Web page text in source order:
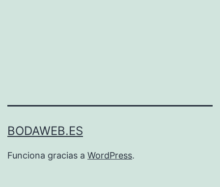
BODAWEB.ES
Funciona gracias a WordPress.